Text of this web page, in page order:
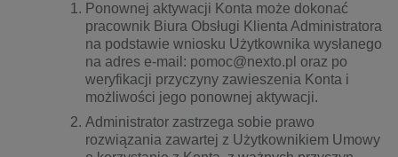
Ponownej aktywacji Konta może dokonać
pracownik Biura Obsługi Klienta Administratora
na podstawie wniosku Użytkownika wysłanego
na adres e-mail: pomoc@nexto.pl oraz po
weryfikacji przyczyny zawieszenia Konta i
możliwości jego ponownej aktywacji.
Administrator zastrzega sobie prawo
rozwiązania zawartej z Użytkownikiem Umowy